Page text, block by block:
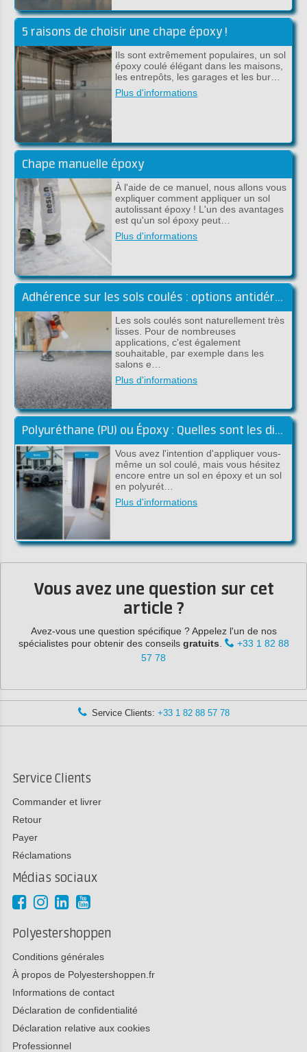
5 raisons de choisir une chape époxy !
Ils sont extrêmement populaires, un sol
époxy coulé élégant dans les maisons,
les entrepôts, les garages et les bur…
Plus d'informations
Chape manuelle époxy
À l'aide de ce manuel, nous allons vous
expliquer comment appliquer un sol
autolissant époxy ! L'un des avantages
est qu'un sol époxy peut…
Plus d'informations
Adhérence sur les sols coulés : options antidérapantes pour les sols coulés
Les sols coulés sont naturellement très
lisses. Pour de nombreuses
applications, c'est également
souhaitable, par exemple dans les
salons e…
Plus d'informations
Polyuréthane (PU) ou Époxy : Quelles sont les différences pour un sol coulé ?
Vous avez l'intention d'appliquer vous-
même un sol coulé, mais vous hésitez
encore entre un sol en époxy et un sol
en polyurét…
Plus d'informations
Vous avez une question sur cet
article ?
Avez-vous une question spécifique ? Appelez l'un de nos
spécialistes pour obtenir des conseils gratuits
+33 1 82 88
57 78
Service Clients: +33 1 82 88 57 78
Service Clients
Commander et livrer
Retour
Payer
Réclamations
Médias sociaux
Polyestershoppen
Conditions générales
À propos de Polyestershoppen.fr
Informations de contact
Déclaration de confidentialité
Déclaration relative aux cookies
Professionnel